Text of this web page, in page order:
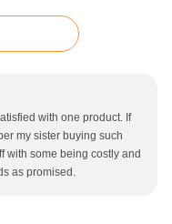
with one product. If
my sister buying such
with some being costly and
as promised.